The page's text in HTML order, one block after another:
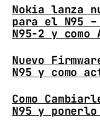
Nokia lanza
para el N95
N95-2 y
Nuevo
N95 y como
Como
N95 y